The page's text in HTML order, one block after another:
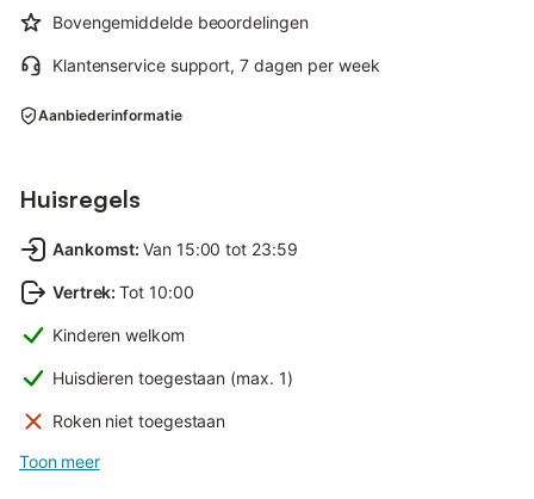
Bovengemiddelde beoordelingen
Klantenservice support, 7 dagen per week
Aanbiederinformatie
Huisregels
Aankomst: Van 15:00 tot 23:59
Vertrek: Tot 10:00
Kinderen welkom
Huisdieren toegestaan (max. 1)
Roken niet toegestaan
Toon meer